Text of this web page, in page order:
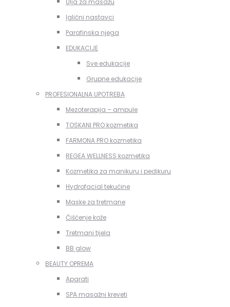
Ulja za masažu
Iglični nastavci
Parafinska njega
EDUKACIJE
Sve edukacije
Grupne edukacije
PROFESIONALNA UPOTREBA
Mezoterapija – ampule
TOSKANI PRO kozmetika
FARMONA PRO kozmetika
REGEA WELLNESS kozmetika
Kozmetika za manikuru i pedikuru
Hydrofacial tekućine
Maske za tretmane
Čišćenje kože
Tretmani tijela
BB glow
BEAUTY OPREMA
Aparati
SPA masažni kreveti